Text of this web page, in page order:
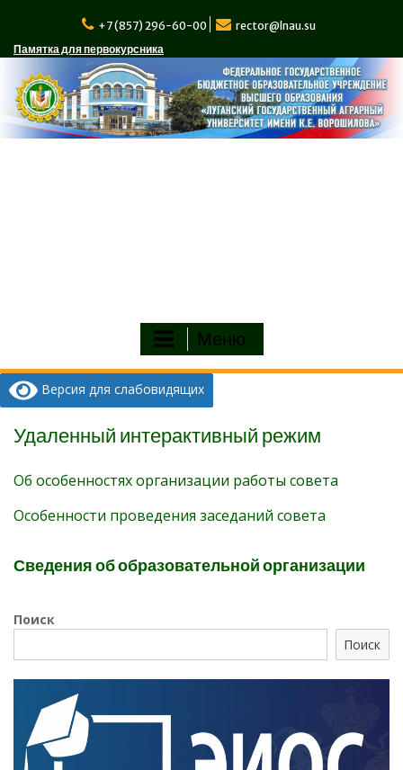
содержимому
+7 (857) 296-60-00
rector@lnau.su
Памятка для первокурсника
Меню
Версия для слабовидящих
Удаленный интерактивный режим
Об особенностях организации работы совета
Особенности проведения заседаний совета
Сведения об образовательной организации
Поиск
Поиск